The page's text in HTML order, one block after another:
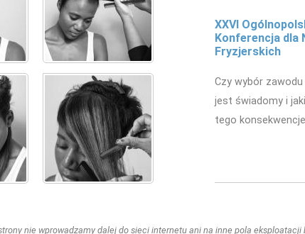
XXVI
Konferencja dla
Fryzjerskich
Czy wybór
jest świadomy i
tego konsekwencje
nie wprowadzamy dalej do sieci internetu ani na inne pola eksploatacji